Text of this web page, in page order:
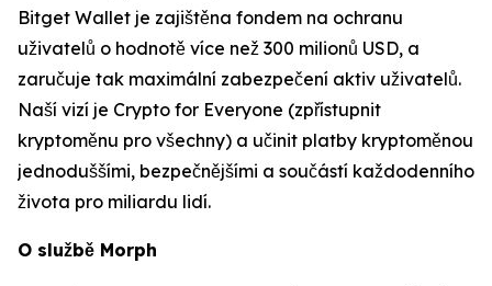
Bitget Wallet je zajištěna fondem na ochranu
uživatelů o hodnotě více než 300 milionů USD, a
zaručuje tak maximální zabezpečení aktiv uživatelů.
Naší vizí je Crypto for Everyone (zpřístupnit
kryptoměnu pro všechny) a učinit platby kryptoměnou
jednoduššími, bezpečnějšími a součástí každodenního
života pro miliardu lidí.
O službě Morph